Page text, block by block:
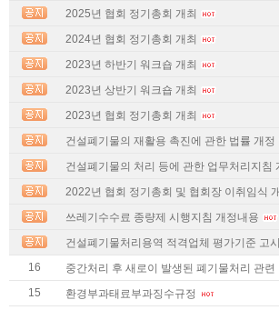
2025년 협회 정기총회 개최
2024년 협회 정기총회 개최
2023년 하반기 워크숍 개최
2023년 상반기 워크숍 개최
2023년 협회 정기총회 개최
건설폐기물의 재활용 촉진에 관한 법률 개
건설폐기물의 처리 등에 관한 업무처리지침
2022년 협회 정기총회 및 협회장 이취임식
쓰레기수수료 종량제 시행지침 개정내용
건설폐기물처리용역 적격업체 평가기준 고
16
중간처리 후 새로이 발생된 폐기물처리 관련
15
환경부과태료부과징수규정